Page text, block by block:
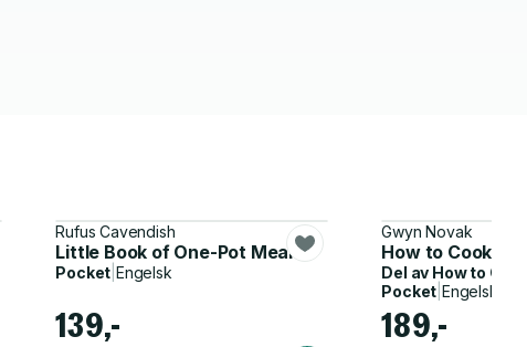
Rufus Cavendish
Little Book of One-Pot Meals
Pocket Engelsk
139,-
Gwyn Novak
How to Cook for
Del av How to
Pocket |Engelsk
189,-